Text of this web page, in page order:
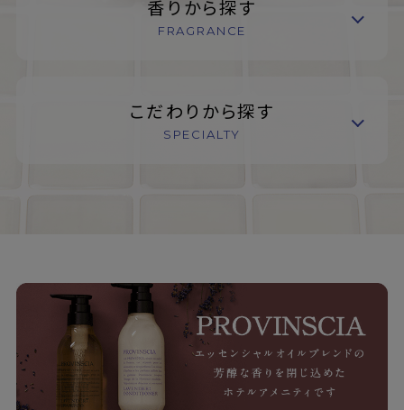
香りから探す
FRAGRANCE
こだわりから探す
SPECIALTY